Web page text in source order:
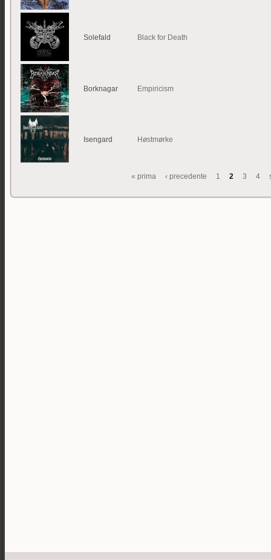
Solefald Black for Death
Borknagar Empiricism
Isengard Høstmørke
« prima ‹ precedente 1 2 3 4